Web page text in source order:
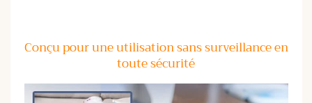
Conçu pour une utilisation sans surveillance en
toute sécurité